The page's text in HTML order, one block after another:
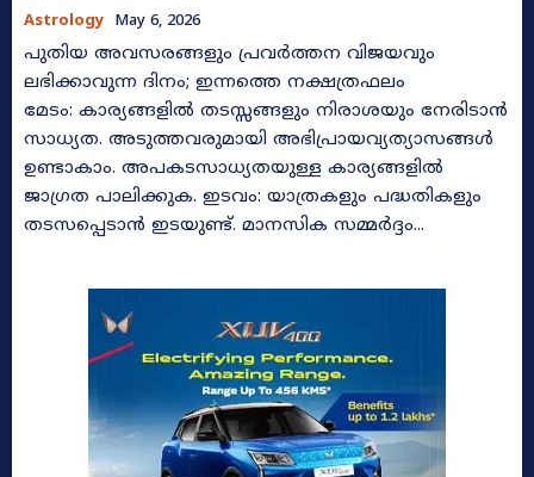
Astrology May 6, 2026
പുതിയ അവസരങ്ങളും പ്രവർത്തന വിജയവും
ലഭിക്കാവുന്ന ദിനം; ഇന്നത്തെ നക്ഷത്രഫലം
മേടം: കാര്യങ്ങളിൽ തടസ്സങ്ങളും നിരാശയും നേരിടാൻ
സാധ്യത. അടുത്തവരുമായി അഭിപ്രായവ്യത്യാസങ്ങൾ
ഉണ്ടാകാം. അപകടസാധ്യതയുള്ള കാര്യങ്ങളിൽ
ജാഗ്രത പാലിക്കുക. ഇടവം: യാത്രകളും പദ്ധതികളും
തടസപ്പെടാൻ ഇടയുണ്ട്. മാനസിക സമ്മർദ്ദം...